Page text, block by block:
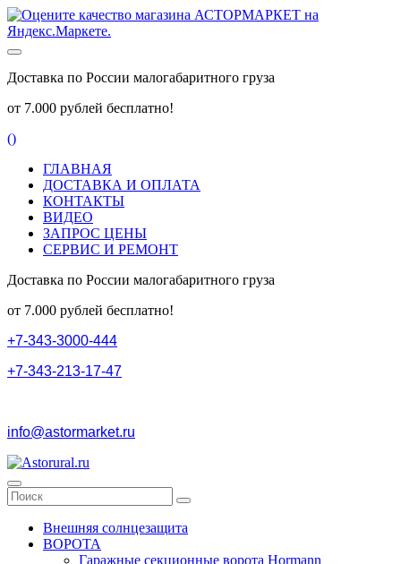
Доставка по России малогабаритного груза
от 7.000 рублей бесплатно!
()
ГЛАВНАЯ
ДОСТАВКА И ОПЛАТА
КОНТАКТЫ
ВИДЕО
ЗАПРОС ЦЕНЫ
СЕРВИС И РЕМОНТ
Доставка по России малогабаритного груза
от 7.000 рублей бесплатно!
+7-343-3000-444
+7-343-213-17-47
info@astormarket.ru
Внешняя солнцезащита
ВОРОТА
Гаражные секционные ворота Hormann